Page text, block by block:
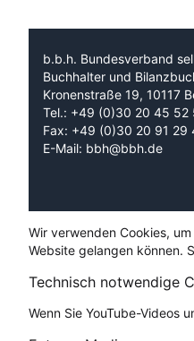
b.b.h. Bundesverband
Buchhalter und
Kronenstraße 19, 10117
Tel.: +49 (0)30 20 45 52
Fax: +49 (0)30 20 91 29
E-Mail: bbh@bbh.de
Wir verwenden Cookies,
Website gelangen können.
Technisch notwendige
Wenn Sie YouTube-Videos